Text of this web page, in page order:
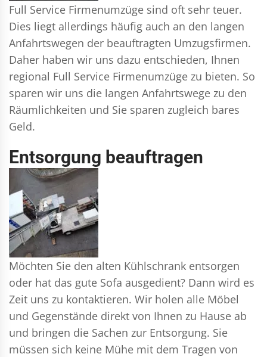
Full Service Firmenumzüge sind oft sehr teuer.
Dies liegt allerdings häufig auch an den langen
Anfahrtswegen der beauftragten Umzugsfirmen.
Daher haben wir uns dazu entschieden, Ihnen
regional Full Service Firmenumzüge zu bieten. So
sparen wir uns die langen Anfahrtswege zu den
Räumlichkeiten und Sie sparen zugleich bares
Geld.
Entsorgung beauftragen
Möchten Sie den alten Kühlschrank entsorgen
oder hat das gute Sofa ausgedient? Dann wird es
Zeit uns zu kontaktieren. Wir holen alle Möbel
und Gegenstände direkt von Ihnen zu Hause ab
und bringen die Sachen zur Entsorgung. Sie
müssen sich keine Mühe mit dem Tragen von